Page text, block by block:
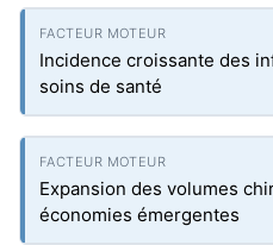
Incidence croissante des
soins de santé
Expansion des volumes
économies émergentes